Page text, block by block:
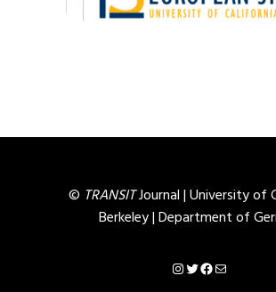
© TRANSITJournal |University of
Berkeley|Department of
Instagram
Twitter
Facebook
Mail